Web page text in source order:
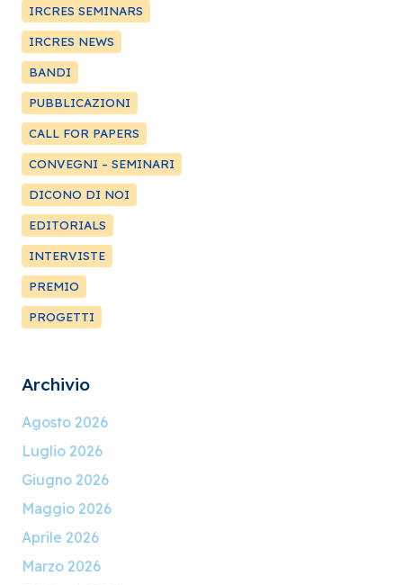
IRCRES SEMINARS
IRCRES NEWS
BANDI
PUBBLICAZIONI
CALL FOR PAPERS
CONVEGNI – SEMINARI
DICONO DI NOI
EDITORIALS
INTERVISTE
PREMIO
PROGETTI
Archivio
Agosto 2026
Luglio 2026
Giugno 2026
Maggio 2026
Aprile 2026
Marzo 2026